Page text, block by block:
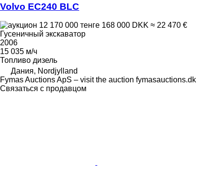
Volvo EC240 BLC
12 170 000 тенге 168 000 DKK ≈ 22 470 €
Гусеничный экскаватор
2006
15 035 м/ч
Топливо дизель
Дания, Nordjylland
Fymas Auctions ApS – visit the auction fymasauctions.dk
Связаться с продавцом